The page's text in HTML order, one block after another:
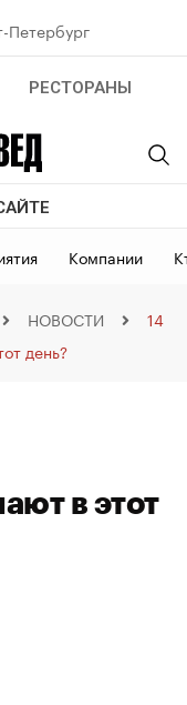
Петербург
РЕСТОРАНЫ
Компании
НОВОСТИ
14
день?
в этот